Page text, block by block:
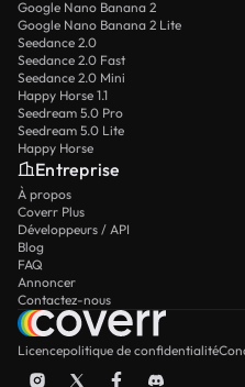
Google Nano Banana 2
Google Nano Banana 2 Lite
Seedance 2.0
Seedance 2.0 Fast
Seedance 2.0 Mini
Happy Horse 1.1
Seedream 5.0 Pro
Seedream 5.0 Lite
Happy Horse
Entreprise
À propos
Coverr Plus
Développeurs / API
Blog
FAQ
Annoncer
Contactez-nous
Licencepolitique de confidentialité